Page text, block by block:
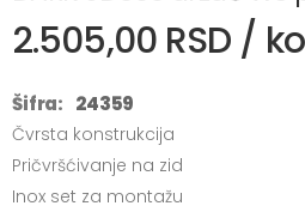
2.505,00 RSD /
Šifra: 24359
Čvrsta konstrukcija
Pričvršćivanje na zid
Inox set za montažu